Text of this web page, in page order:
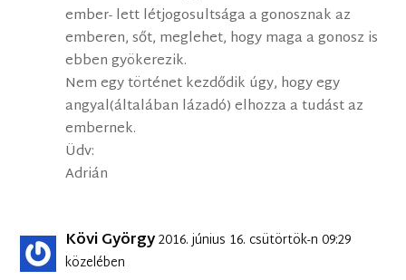
ember- lett létjogosultsága a gonosznak az
emberen, sőt, meglehet, hogy maga a gonosz is
ebben gyökerezik.
Nem egy történet kezdődik úgy, hogy egy
angyal(általában lázadó) elhozza a tudást az
embernek.
Üdv:
Adrián
Kövi György2016. június 16. csütörtök-n 09:29
közelében